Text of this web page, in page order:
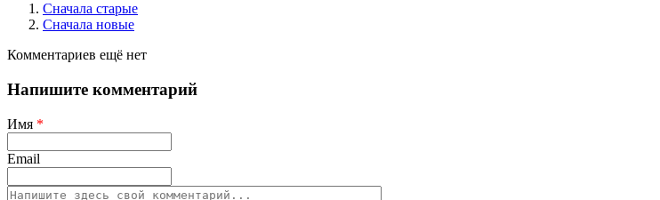
Сначала старые
Сначала новые
Комментариев ещё нет
Напишите комментарий
Имя *
Email